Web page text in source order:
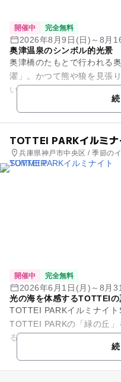
開催中 完全無料
2026年8月9日(日)～8月
奥津温泉のシンボル的光景
奥津橋のたもとで行われる
濯」。かつて熊や狼を見張
いた名残で、姉さんかぶり
で、器用に足先で洗うしぐ
TOTTEI PARKイルミ
兵庫県神戸市中央区 / 季節の
開催中 完全無料
2026年6月1日(月)～8月
光の海を体感するTOTTEIの
TOTTEI PARKイルミナイ
TOTTEI PARKの「緑の丘
る、親子で楽しめるイルミ